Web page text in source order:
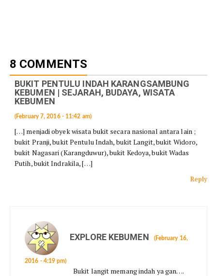
8 COMMENTS
BUKIT PENTULU INDAH KARANGSAMBUNG
KEBUMEN | SEJARAH, BUDAYA, WISATA
KEBUMEN
(February 7, 2016 - 11:42 am)
[…] menjadi obyek wisata bukit secara nasional antara lain ;
bukit Pranji, bukit Pentulu Indah, bukit Langit, bukit Widoro,
bukit Nagasari (Karangduwur), bukit Kedoya, bukit Wadas
Putih, bukit Indrakila, […]
Reply
EXPLORE KEBUMEN (February 16,
2016 - 4:19 pm)
Bukit langit memang indah ya gan….